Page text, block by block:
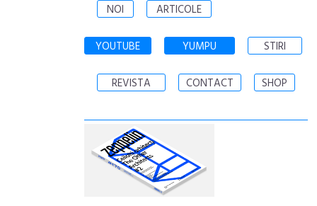
NOI ARTICOLE
YOUTUBE YUMPU STIRI
REVISTA CONTACT SHOP